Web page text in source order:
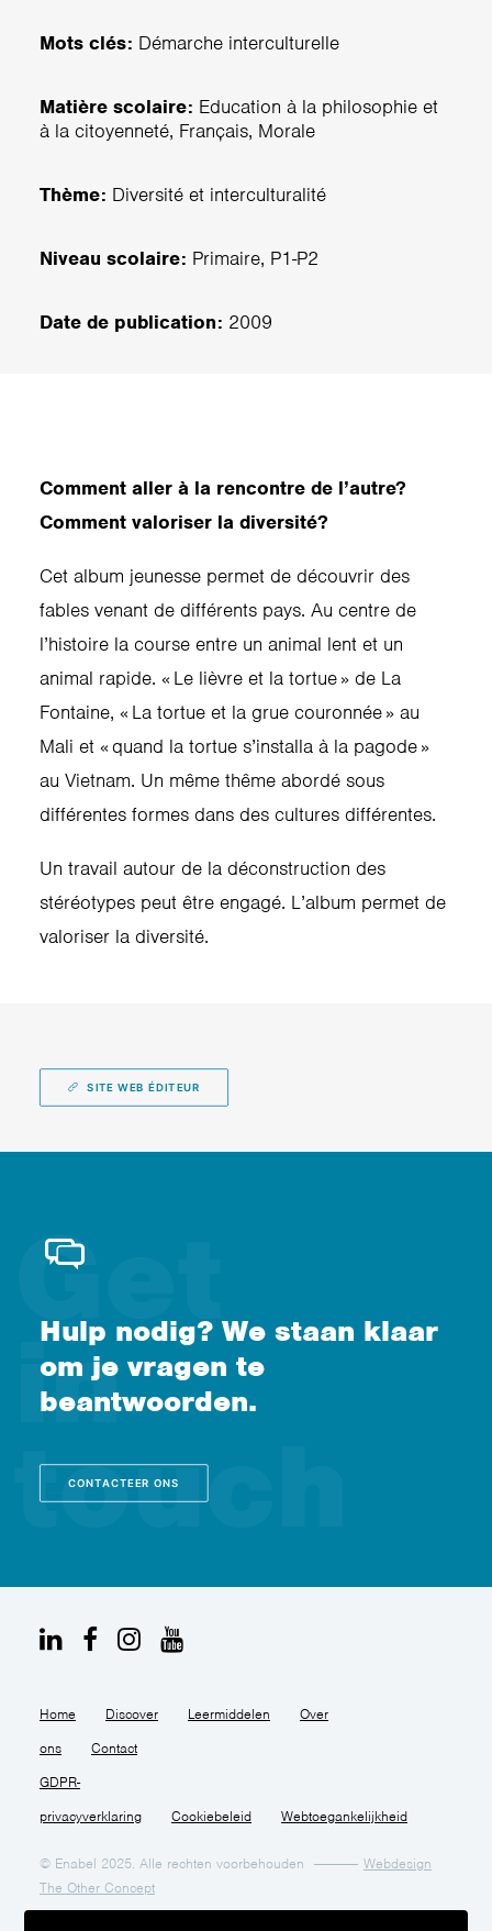
Mots clés: Démarche interculturelle
Matière scolaire: Education à la philosophie et
à la citoyenneté, Français, Morale
Thème: Diversité et interculturalité
Niveau scolaire: Primaire, P1-P2
Date de publication: 2009
Comment aller à la rencontre de l’autre?
Comment valoriser la diversité?
Cet album jeunesse permet de découvrir des
fables venant de différents pays. Au centre de
l’histoire la course entre un animal lent et un
animal rapide. « Le lièvre et la tortue » de La
Fontaine, « La tortue et la grue couronnée » au
Mali et « quand la tortue s’installa à la pagode »
au Vietnam. Un même thême abordé sous
différentes formes dans des cultures différentes.
Un travail autour de la déconstruction des
stéréotypes peut être engagé. L’album permet de
valoriser la diversité.
SITE WEB ÉDITEUR
Hulp nodig? We staan klaar
om je vragen te
beantwoorden.
CONTACTEER ONS
Home Discover Leermiddelen Over
ons Contact
GDPR-
privacyverklaring Cookiebeleid Webtoegankelijkheid
© Enabel 2025. Alle rechten voorbehouden
Webdesign
The Other Concept